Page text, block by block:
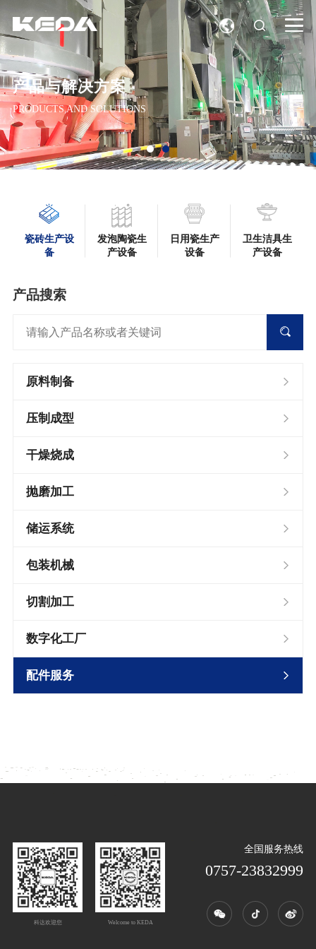
产品与解决方案
PRODUCTS AND SOLUTIONS
瓷砖生产设
备
发泡陶瓷生
产设备
日用瓷生产
设备
卫生洁具生
产设备
产品搜索
原料制备
压制成型
干燥烧成
抛磨加工
储运系统
包装机械
切割加工
数字化工厂
配件服务
科达欢迎您 Welcome to KEDA
全国服务热线
0757-23832999